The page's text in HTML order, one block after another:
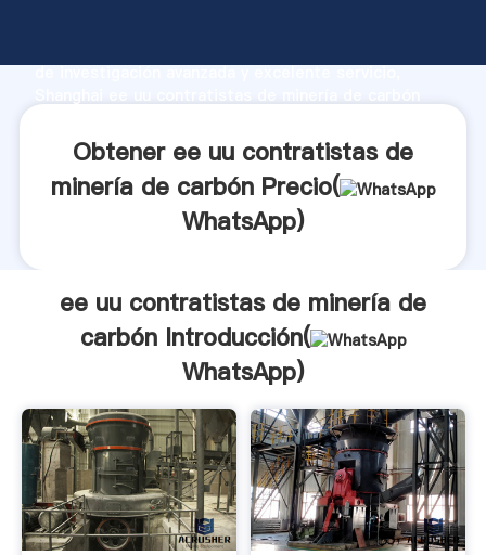
de investigación avanzada y excelente servicio,
clientes.Obtener ee uu contratistas de
minería de carbón Precio(
WhatsApp)
ee uu contratistas de minería de
carbón Introducción(
WhatsApp)